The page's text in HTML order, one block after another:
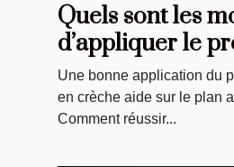
Quels sont les
d’appliquer le
HACCP en
assurer une
alimentaire ?
Une bonne application du
en crèche aide sur le plan
Comment réussir...